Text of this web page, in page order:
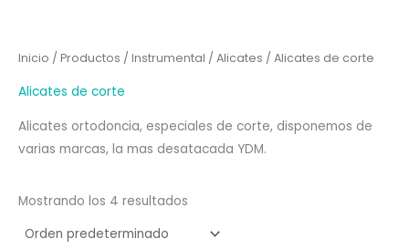
Inicio / Productos / Instrumental / Alicates / Alicates de corte
Alicates de corte
Alicates ortodoncia, especiales de corte, disponemos de
varias marcas, la mas desatacada YDM.
Mostrando los 4 resultados